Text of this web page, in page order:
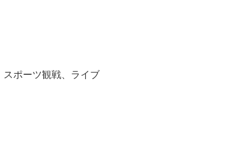
ポーツ観戦、ライブ